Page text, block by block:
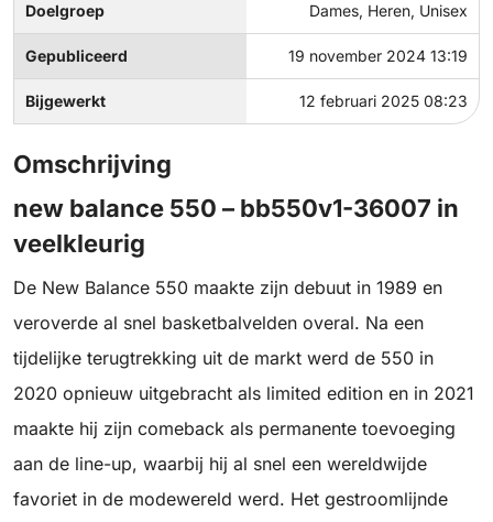
Doelgroep Dames, Heren, Unisex
Gepubliceerd 19 november 2024 13:19
Bijgewerkt 12 februari 2025 08:23
Omschrijving
new balance 550 – bb550v1-36007 in
veelkleurig
De New Balance 550 maakte zijn debuut in 1989 en
veroverde al snel basketbalvelden overal. Na een
tijdelijke terugtrekking uit de markt werd de 550 in
2020 opnieuw uitgebracht als limited edition en in 2021
maakte hij zijn comeback als permanente toevoeging
aan de line-up, waarbij hij al snel een wereldwijde
favoriet in de modewereld werd. Het gestroomlijnde